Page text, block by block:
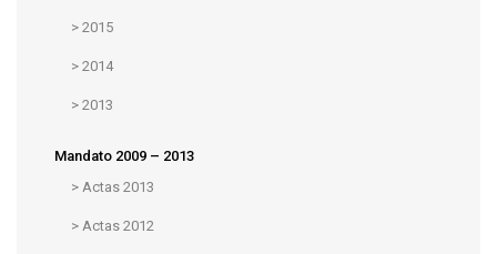
> 2015
> 2014
> 2013
Mandato 2009 – 2013
> Actas 2013
> Actas 2012